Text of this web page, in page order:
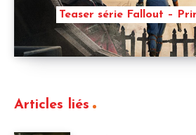
Teaser série Fallout –
Articles liés